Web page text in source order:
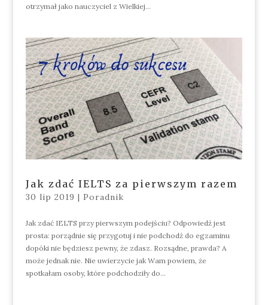
otrzymał jako nauczyciel z Wielkiej...
Jak zdać IELTS za pierwszym razem
30 lip 2019 | Poradnik
Jak zdać IELTS przy pierwszym podejściu? Odpowiedź jest
prosta: porządnie się przygotuj i nie podchodź do egzaminu
dopóki nie będziesz pewny, że zdasz. Rozsądne, prawda? A
może jednak nie. Nie uwierzycie jak Wam powiem, że
spotkałam osoby, które podchodziły do...